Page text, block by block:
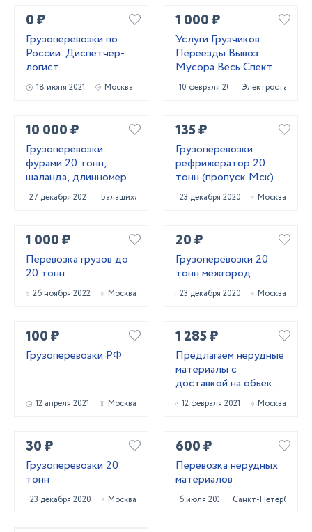
0 ₽
Грузоперевозки по
России. Диспетчер-
логист.
18 июня 2021 Москва
1 000 ₽
Услуги Грузчиков
Переезды Вывоз
Мусора Весь Спектр
Услуг
10 февраля 2021 Электросталь
10 000 ₽
Грузоперевозки
фурами 20 тонн,
шаланда, длинномер
27 декабря 2020 Балашиха
135 ₽
Грузоперевозки
рефрижератор 20
тонн (пропуск Мск)
23 декабря 2020 Москва
1 000 ₽
Перевозка грузов до
20 тонн
26 ноября 2022 Москва
20 ₽
Грузоперевозки 20
тонн межгород
23 декабря 2020 Москва
100 ₽
Грузоперевозки РФ
12 апреля 2021 Москва
1 285 ₽
Предлагаем нерудные
материалы с
доставкой на обьект.
Обеспечивает
строительные
12 февраля 2021 Москва
30 ₽
Грузоперевозки 20
тонн
23 декабря 2020 Москва
600 ₽
Перевозка нерудных
материалов
6 июля 2023 Санкт-Петербург